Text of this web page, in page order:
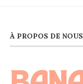
À PROPOS DE NOUS